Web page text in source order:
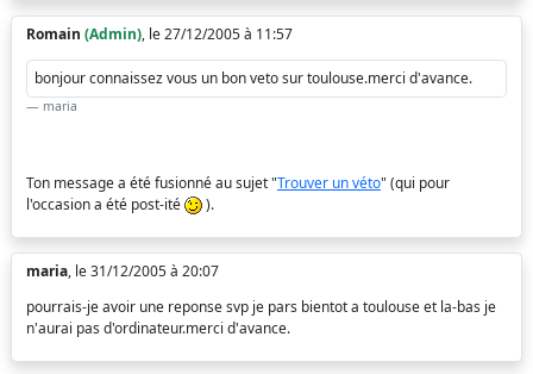
Romain (Admin), le 27/12/2005 à 11:57
bonjour connaissez vous un bon veto sur toulouse.merci d'avance.
maria
Ton message a été fusionné au sujet "Trouver un véto" (qui pour
l'occasion a été post-ité
).
maria, le 31/12/2005 à 20:07
pourrais-je avoir une reponse svp je pars bientot a toulouse et la-bas je
n'aurai pas d'ordinateur.merci d'avance.